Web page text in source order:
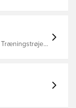
Træningstrøjer,